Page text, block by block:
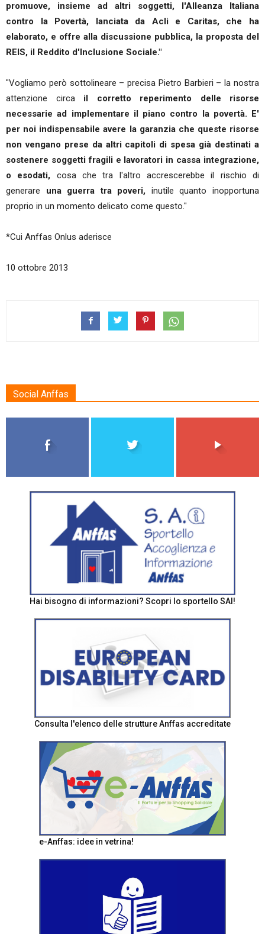
promuove, insieme ad altri soggetti, l'Alleanza Italiana
contro la Povertà, lanciata da Acli e Caritas, che ha
elaborato, e offre alla discussione pubblica, la proposta del
REIS, il Reddito d'Inclusione Sociale."
"Vogliamo però sottolineare – precisa Pietro Barbieri – la nostra
attenzione circa il corretto reperimento delle risorse
necessarie ad implementare il piano contro la povertà. E'
per noi indispensabile avere la garanzia che queste risorse
non vengano prese da altri capitoli di spesa già destinati a
sostenere soggetti fragili e lavoratori in cassa integrazione,
o esodati, cosa che tra l'altro accrescerebbe il rischio di
generare una guerra tra poveri, inutile quanto inopportuna
proprio in un momento delicato come questo."
*Cui Anffas Onlus aderisce
10 ottobre 2013
Social Anffas
Hai bisogno di informazioni? Scopri lo sportello SAI!
Consulta l'elenco delle strutture Anffas accreditate
e-Anffas: idee in vetrina!